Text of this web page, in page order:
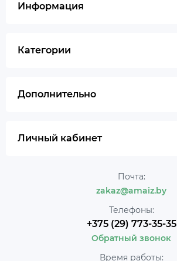
Информация
Категории
Дополнительно
Личный кабинет
Почта:
zakaz@amaiz.by
Телефоны:
+375 (29) 773-35-35
Обратный звонок
Время работы: